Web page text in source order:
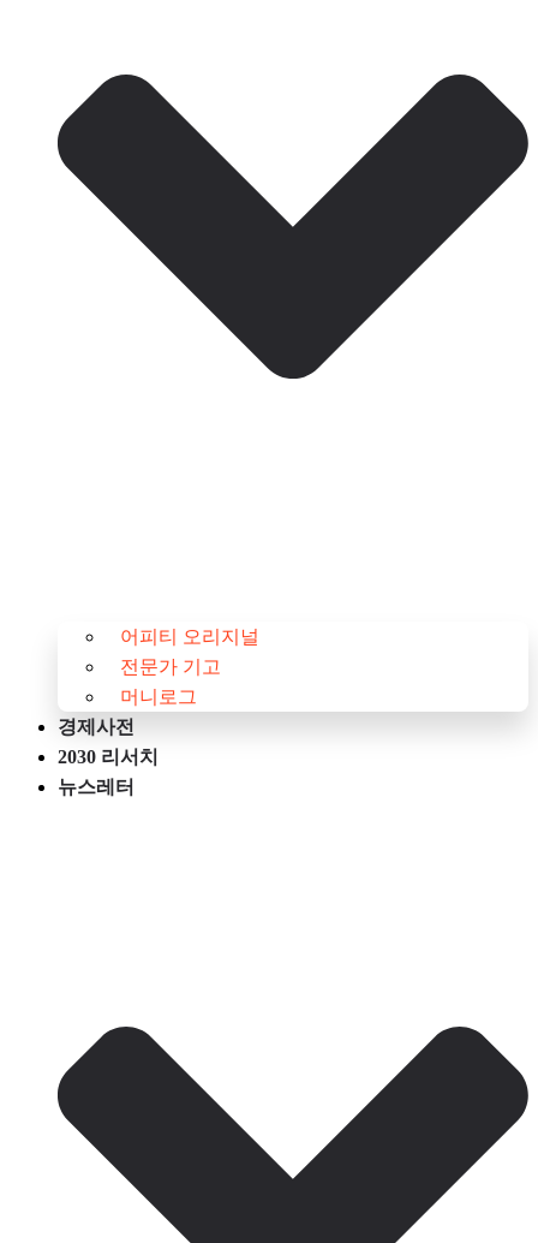
어피티 오리지널
전문가 기고
머니로그
경제사전
2030 리서치
뉴스레터